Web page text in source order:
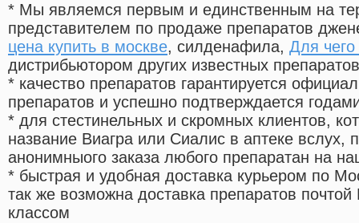
* Мы являемся первым и единственным на
представителем по продаже препаратов
цена купить в москве, силденафила, Для чего
дистрибьютором других известных препаратов
* качество препаратов гарантируется
препаратов и успешно подтверждается
* для стестинельных и скромных клиентов,
название Виагра или Сиалис в аптеке вслух,
анонимныого заказа любого препаратан на
* быстрая и удобная доставка курьером по
так же возможна доставка препаратов
классом